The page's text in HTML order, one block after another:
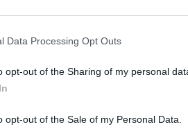
Data Processing Opt Outs
opt-out of the Sharing of my personal
opt-out of the Sale of my Personal Data.